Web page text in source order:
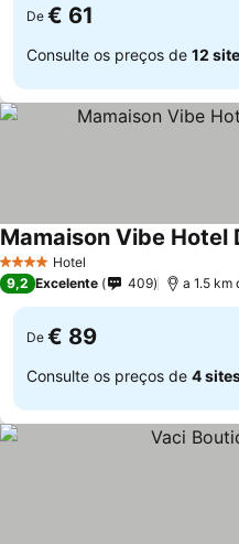
De € 61
Consulte os preços de 12
4 EstrelasHotel
Mamaison Vibe
9,2 Excelente 409 a 1.5 km
De € 89
Consulte os preços de 4